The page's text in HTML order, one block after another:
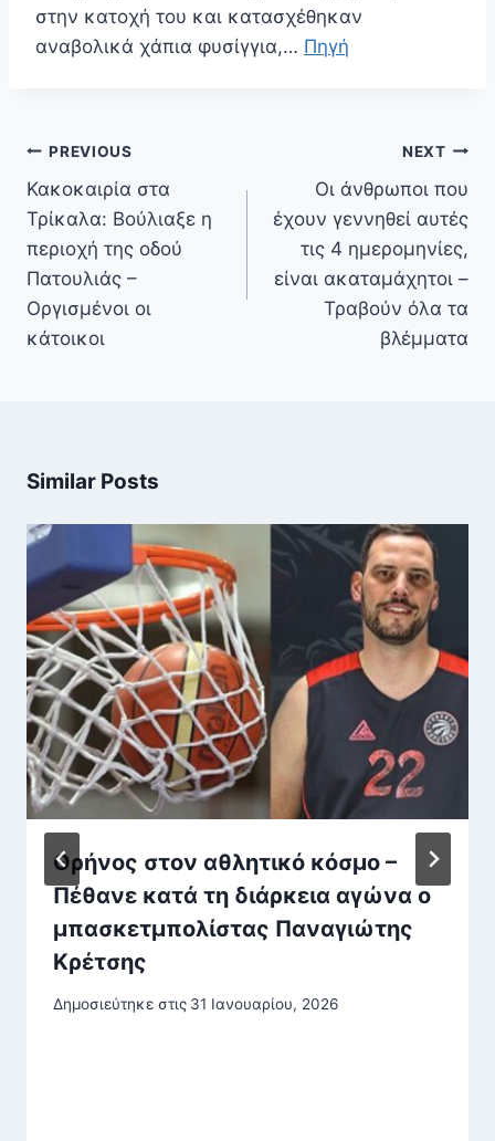
στην κατοχή του και κατασχέθηκαν
αναβολικά χάπια φυσίγγια,… Πηγή
Πλοήγηση
άρθρων
PREVIOUS
Κακοκαιρία στα
Τρίκαλα: Βούλιαξε η
περιοχή της οδού
Πατουλιάς –
Οργισμένοι οι
κάτοικοι
NEXT
Οι άνθρωποι που
έχουν γεννηθεί αυτές
τις 4 ημερομηνίες,
είναι ακαταμάχητοι –
Τραβούν όλα τα
βλέμματα
Similar Posts
Θρήνος στον αθλητικό κόσμο –
Πέθανε κατά τη διάρκεια αγώνα ο
μπασκετμπολίστας Παναγιώτης
Κρέτσης
Δημοσιεύτηκε στις 31 Ιανουαρίου, 2026